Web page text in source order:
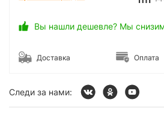
Вы нашли дешевле? Мы
Доставка Оплата
Следи за нами: